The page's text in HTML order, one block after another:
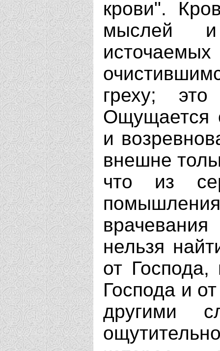
крови".
мыслей и
греху;
Ощущается
и
внешне
что из
нельзя
от Господа,
Господа и
другими